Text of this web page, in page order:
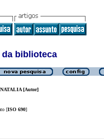
da biblioteca
[Autor]
[ISO 690]